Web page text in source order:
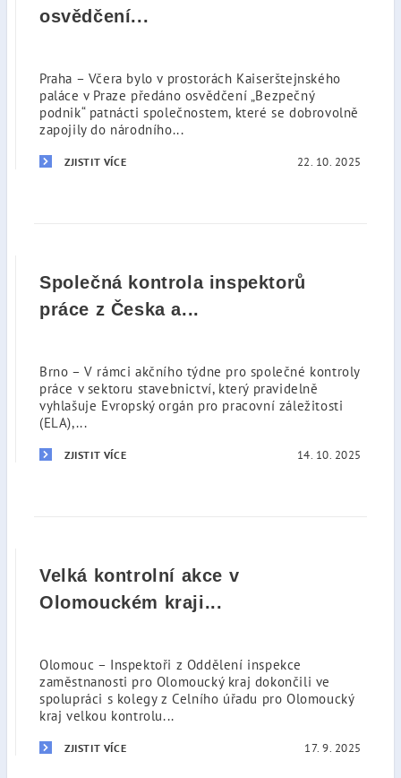
osvědčení...
Praha – Včera bylo v prostorách Kaiserštejnského
paláce v Praze předáno osvědčení „Bezpečný
podnik“ patnácti společnostem, které se dobrovolně
zapojily do národního...
ZJISTIT VÍCE 22. 10. 2025
Společná kontrola inspektorů
práce z Česka a...
Brno – V rámci akčního týdne pro společné kontroly
práce v sektoru stavebnictví, který pravidelně
vyhlašuje Evropský orgán pro pracovní záležitosti
(ELA),...
ZJISTIT VÍCE 14. 10. 2025
Velká kontrolní akce v
Olomouckém kraji...
Olomouc – Inspektoři z Oddělení inspekce
zaměstnanosti pro Olomoucký kraj dokončili ve
spolupráci s kolegy z Celního úřadu pro Olomoucký
kraj velkou kontrolu...
ZJISTIT VÍCE 17. 9. 2025